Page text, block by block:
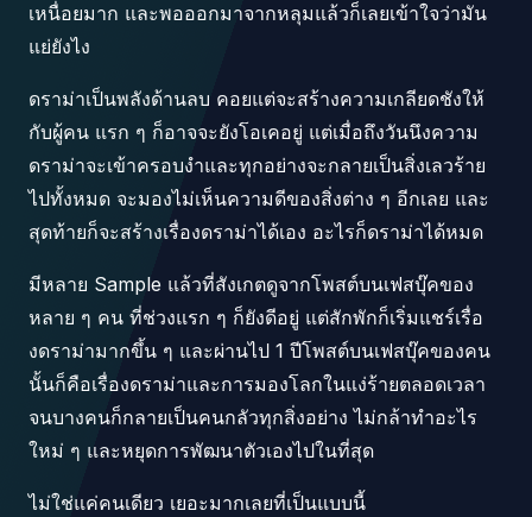
เหนื่อยมาก และพอออกมาจากหลุมแล้วก็เลยเข้าใจว่ามัน
แย่ยังไง
ดราม่าเป็นพลังด้านลบ คอยแต่จะสร้างความเกลียดชังให้
กับผู้คน แรก ๆ ก็อาจจะยังโอเคอยู่ แต่เมื่อถึงวันนึงความ
ดราม่าจะเข้าครอบงำและทุกอย่างจะกลายเป็นสิ่งเลวร้าย
ไปทั้งหมด จะมองไม่เห็นความดีของสิ่งต่าง ๆ อีกเลย และ
สุดท้ายก็จะสร้างเรื่องดราม่าได้เอง อะไรก็ดราม่าได้หมด
มีหลาย Sample แล้วที่สังเกตดูจากโพสต์บนเฟสบุ๊คของ
หลาย ๆ คน ที่ช่วงแรก ๆ ก็ยังดีอยู่ แต่สักพักก็เริ่มแชร์เรื่อ
งดราม่ามากขึ้น ๆ และผ่านไป 1 ปีโพสต์บนเฟสบุ๊คของคน
นั้นก็คือเรื่องดราม่าและการมองโลกในแง่ร้ายตลอดเวลา
จนบางคนก็กลายเป็นคนกลัวทุกสิ่งอย่าง ไม่กล้าทำอะไร
ใหม่ ๆ และหยุดการพัฒนาตัวเองไปในที่สุด
ไม่ใช่แค่คนเดียว เยอะมากเลยที่เป็นแบบนี้